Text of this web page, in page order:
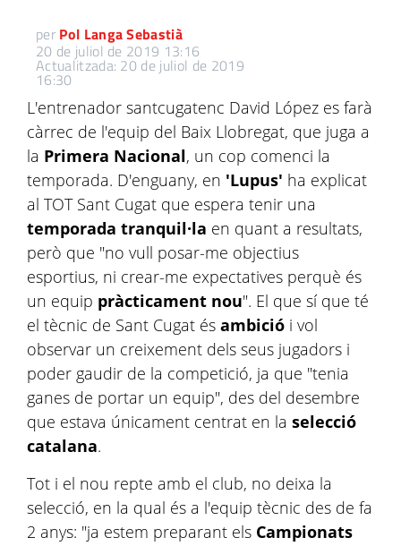
per Pol Langa Sebastià
20 de juliol de 2019 13:16
Actualitzada: 20 de juliol de 2019
16:30
L'entrenador santcugatenc David López es farà
càrrec de l'equip del Baix Llobregat, que juga a
la Primera Nacional, un cop comenci la
temporada. D'enguany, en 'Lupus' ha explicat
al TOT Sant Cugat que espera tenir una
temporada tranquil·la en quant a resultats,
però que "no vull posar-me objectius
esportius, ni crear-me expectatives perquè és
un equip pràcticament nou". El que sí que té
el tècnic de Sant Cugat és ambició i vol
observar un creixement dels seus jugadors i
poder gaudir de la competició, ja que "tenia
ganes de portar un equip", des del desembre
que estava únicament centrat en la selecció
catalana.
Tot i el nou repte amb el club, no deixa la
selecció, en la qual és a l'equip tècnic des de fa
2 anys: "ja estem preparant els Campionats